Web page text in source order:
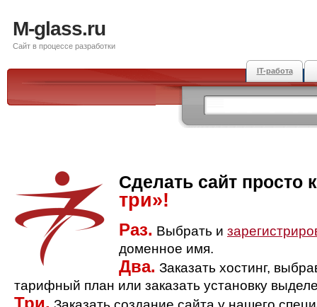
M-glass.ru
Сайт в процессе разработки
IT-работа
Сделать сайт просто
три»!
Раз. Выбрать и
доменное имя.
Два. Заказать хостинг,
тарифный план или заказать установку
Три.